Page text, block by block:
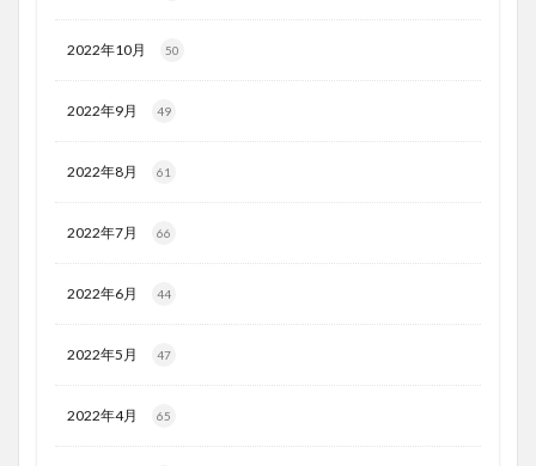
2022年10月 50
2022年9月 49
2022年8月 61
2022年7月 66
2022年6月 44
2022年5月 47
2022年4月 65